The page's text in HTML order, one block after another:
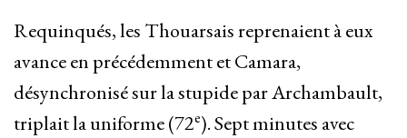
Requinqués, les Thouarsais reprenaient à eux
avance en précédemment et Camara,
désynchronisé sur la stupide par Archambault,
triplait la uniforme (72e). Sept minutes avec